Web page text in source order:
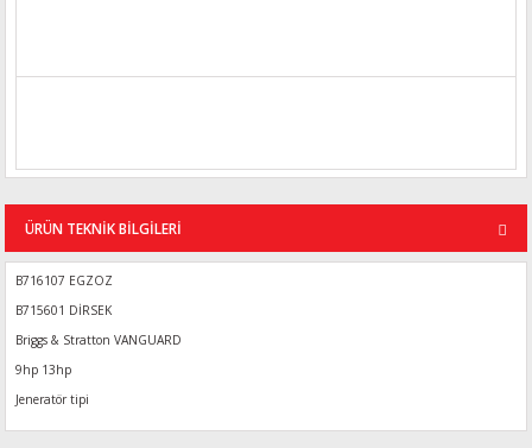
ÜRÜN TEKNİK BİLGİLERİ
B716107 EGZOZ
B715601 DİRSEK
Briggs & Stratton VANGUARD
9hp 13hp
Jeneratör tipi